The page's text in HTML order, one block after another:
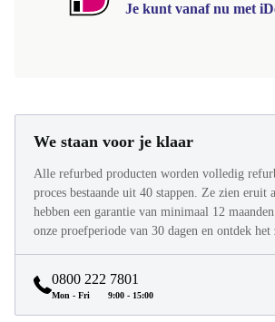
Je kunt vanaf nu met
We staan voor je klaar
Alle refurbed producten worden volledig
proces bestaande uit 40 stappen. Ze zien eruit
hebben een garantie van minimaal 12
onze proefperiode van 30 dagen en ontdek het
0800 222 7801
Mon - Fri 9:00 - 15:00